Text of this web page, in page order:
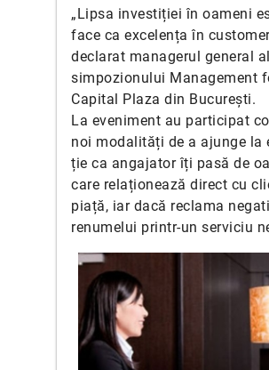
„Lipsa investiției în oameni
face ca excelența în
declarat managerul general
simpozionului Management
Capital Plaza din București.
La eveniment au participat
noi modalități de a ajunge la
ție ca angajator îți pasă de
care relaționează direct cu
piață, iar dacă reclama
renumelui printr-un serviciu